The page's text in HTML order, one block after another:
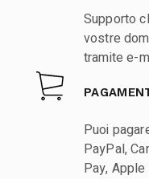
Supporto
vostre
tramite e-
Puoi
PayPal,
Pay,